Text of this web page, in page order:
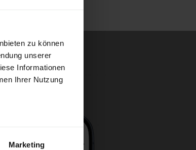
zu können
unserer
Informationen
Ihrer Nutzung
Marketing